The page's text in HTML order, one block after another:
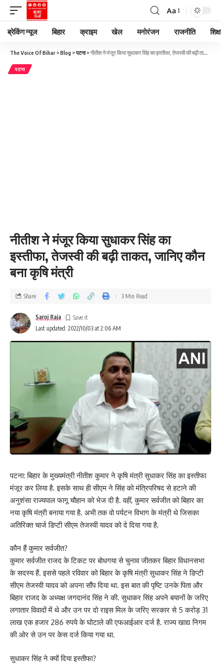
Aa
ब्रेकिंग न्यूज बिहार क्राइम खेल मनोरंजन राजनीति
The Voice Of Bihar >Blog >पटना>नीतीश ने मंजूर किया सुधाकर सिंह का इस्तीफा, तेजस्वी की बढ़ी ताकत, जानिए कौन बना कृषि मंत्री
पटना
नीतीश ने मंजूर किया सुधाकर सिंह का
इस्तीफा, तेजस्वी की बढ़ी ताकत, जानिए कौन
बना कृषि मंत्री
Last updated: 2022/10/03 at 2:06 AM
Saroj Raja
Share 3 Min Read
पटना: बिहार के मुख्यमंत्री नीतीश कुमार ने कृषि मंत्री सुधाकर सिंह का इस्तीफा
मंजूर कर लिया है. इसके साथ ही सीएम ने सिंह को मंत्रिपरिषद से हटाने की
अनुशंसा राज्यपाल फागू चौहान को भेज दी है. वहीं, कुमार सर्वजीत को बिहार का
नया कृषि मंत्री बनाया गया है. अभी तक वो पर्यटन विभाग के मंत्री थे जिसका
अतिरिक्त चार्ज डिप्टी सीएम तेजस्वी यादव को दे दिया गया है.
कौन हैं कुमार सर्वजीत?
कुमार सर्वजीत राजद के टिकट पर बोधगया से चुनाव जीतकर बिहार विधानसभा
के सदस्य हैं. इससे पहले रविवार को बिहार के कृषि मंत्री सुधाकर सिंह ने डिप्टी
सीएम तेजस्वी यादव को अपना सौंप दिया था. इस बात की पृष्टि उनके पिता और
बिहार राजद के अध्यक्ष जगदानंद सिंह ने की. सुधाकर सिंह अपने बयानों के जरिए
लगातार विवादों में थे और उन पर दो राइस मिल के जरिए सरकार से 5 करोड़ 31
लाख एक हजार 286 रुपये के घोटाले की एफआईआर दर्ज है. राज्य खाद्य निगम
की ओर से उन पर केस दर्ज किया गया था.
सुधाकर सिंह ने क्यों दिया इस्तीफा?